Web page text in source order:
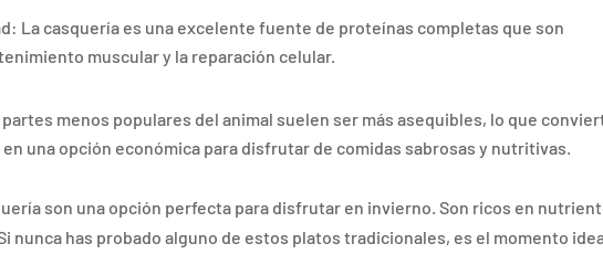
La casquería es una excelente fuente de proteínas completas que son
muscular y la reparación celular.
menos populares del animal suelen ser más asequibles, lo que
una opción económica para disfrutar de comidas sabrosas y nutritivas.
son una opción perfecta para disfrutar en invierno. Son ricos en
nunca has probado alguno de estos platos tradicionales, es el momento